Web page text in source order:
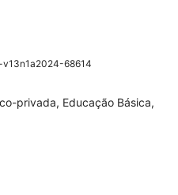
v13n1a2024-68614
privada, Educação Básica,